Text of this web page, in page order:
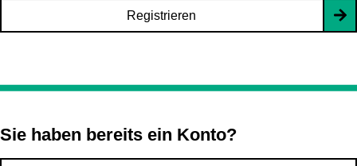
Registrieren
Sie haben bereits ein Konto?